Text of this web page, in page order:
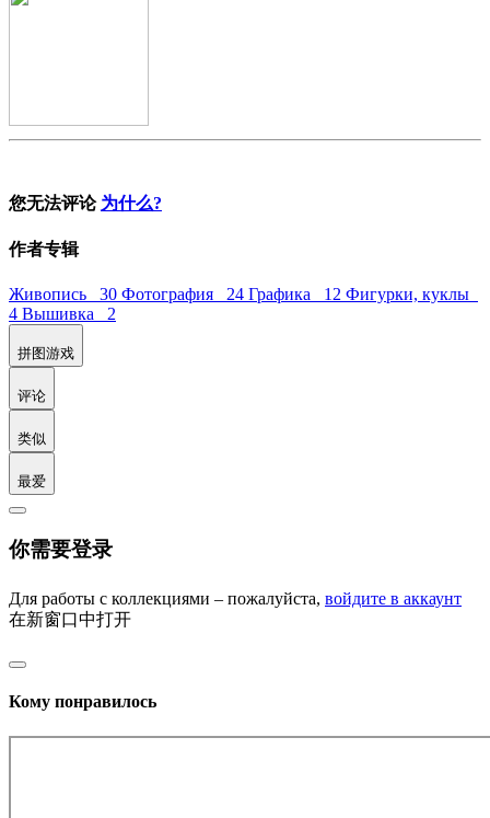
您无法评论 为什么?
作者专辑
Живопись 30 Фотография 24 Графика 12 Фигурки, куклы
4 Вышивка 2
拼图游戏
评论
类似
最爱
你需要登录
Для работы с коллекциями – пожалуйста, войдите в аккаунт
在新窗口中打开
Кому понравилось